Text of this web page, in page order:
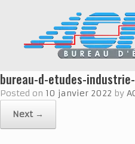
bureau-d-etudes-
Posted on 10 janvier 2022 by
Next →